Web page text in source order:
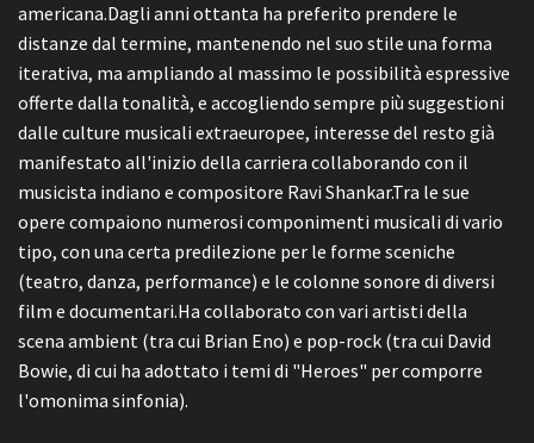
americana.Dagli anni ottanta ha preferito prendere le
distanze dal termine, mantenendo nel suo stile una forma
iterativa, ma ampliando al massimo le possibilità espressive
offerte dalla tonalità, e accogliendo sempre più suggestioni
dalle culture musicali extraeuropee, interesse del resto già
manifestato all'inizio della carriera collaborando con il
musicista indiano e compositore Ravi Shankar.Tra le sue
opere compaiono numerosi componimenti musicali di vario
tipo, con una certa predilezione per le forme sceniche
(teatro, danza, performance) e le colonne sonore di diversi
film e documentari.Ha collaborato con vari artisti della
scena ambient (tra cui Brian Eno) e pop-rock (tra cui David
Bowie, di cui ha adottato i temi di "Heroes" per comporre
l'omonima sinfonia).